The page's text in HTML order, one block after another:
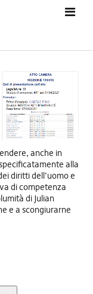
anche in
alla
diritti dell’uomo e
di competenza
di Julian
e a scongiurarne